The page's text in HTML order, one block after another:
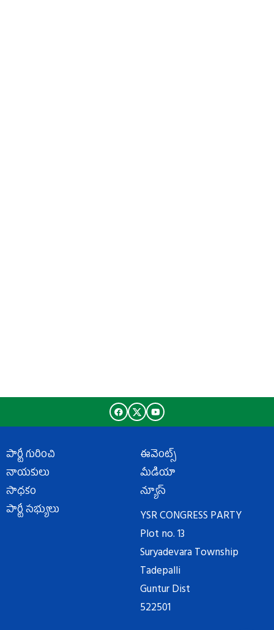
పార్టీ గురించి
నాయకులు
సాధకం
పార్టీ సభ్యులు
ఈవెంట్స్
మీడియా
న్యూస్
YSR CONGRESS PARTY
Plot no. 13
Suryadevara Township
Tadepalli
Guntur Dist
522501